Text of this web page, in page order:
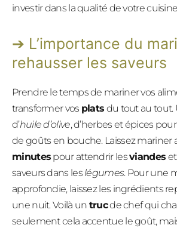
investir dans la qualité de votre
L’importance du
rehausser les saveurs
Prendre le temps de mariner vos
transformer vos plats du tout au tout.
d’huile d’olive, d’herbes et épices
de goûts en bouche. Laissez mariner
minutes pour attendrir lesviandes
saveurs dans les légumes. Pour une
approfondie, laissez les ingrédients
une nuit. Voilà un trucde chef qui
seulement cela accentue le goût,